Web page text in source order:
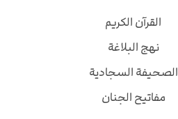
القرآن الكريم
نهج البلاغة
الصحيفة السجادية
مفاتيح الجنان